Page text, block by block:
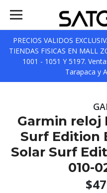
PRECIOS VALIDOS
TIENDAS FISICAS EN MALL
1001 - 1051 Y 5197.
Tarapaca y
Garmin reloj
Surf Edition
Solar Surf
010-